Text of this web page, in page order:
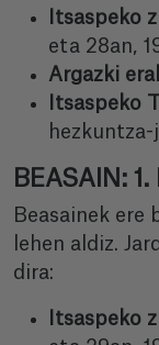
Itsaspeko
eta 28an,
Argazki
Itsaspeko
BEASAIN: 1.
Beasainek ere
lehen aldiz.
dira:
Itsaspeko